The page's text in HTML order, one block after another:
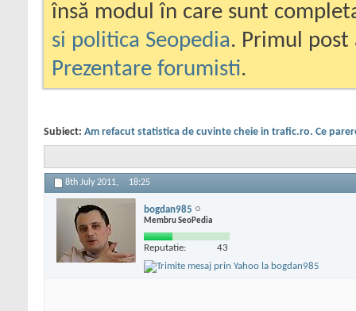
însă modul în care sunt
si politica Seopedia. Primul
Prezentare forumisti.
Subiect: Am refacut statistica de cuvinte cheie in trafic.ro. Ce
8th July 2011, 18:25
bogdan985
Membru SeoPedia
Reputatie: 43